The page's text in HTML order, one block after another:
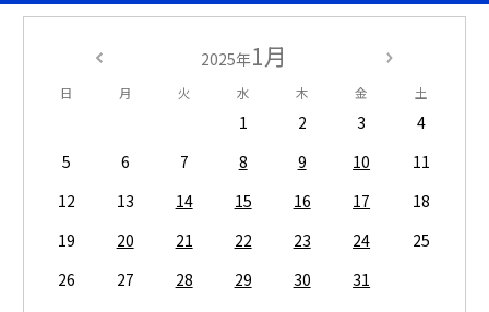
2025年1月
日 月 火 水 木 金 土
1 2 3
4
5
6 7 8 9 10
11
12
13 14 15 16 17
18
19
20 21 22 23 24
25
26
27 28 29 30 31